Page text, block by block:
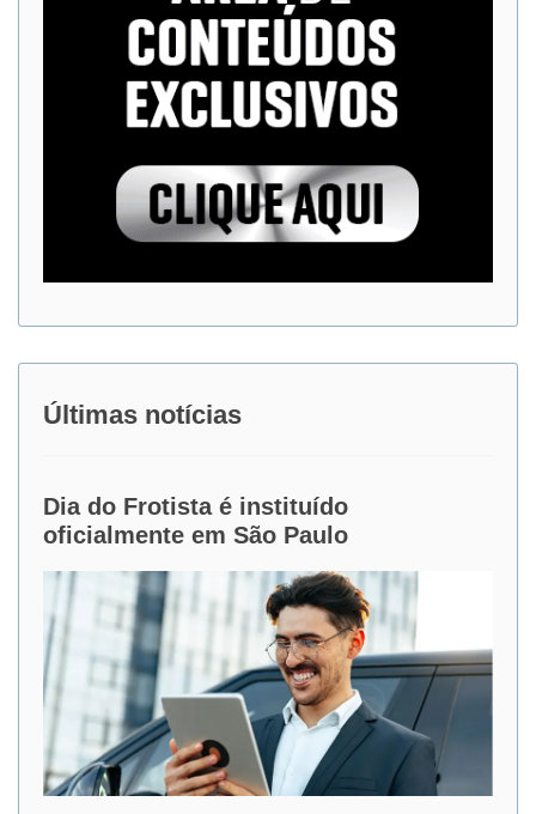
Últimas notícias
Dia do Frotista é instituído
oficialmente em São Paulo